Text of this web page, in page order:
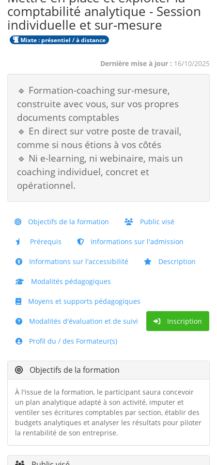
comptabilité analytique - Session
individuelle et sur-mesure
Mixte : présentiel / à distance
Dernière mise à jour : 16/10/2025
🔹 Formation-coaching sur-mesure,
construite avec vous, sur vos propres
documents comptables
🔹 En direct sur votre poste de travail,
comme si nous étions à vos côtés
🔹 Ni e-learning, ni webinaire, mais un
coaching individuel, concret et
opérationnel.
Objectifs de la formation Public visé
Prérequis Informations sur l'admission
Informations sur l'accessibilité Description
Modalités pédagogiques
Moyens et supports pédagogiques
Modalités d'évaluation et de suivi Inscription
Profil du / des Formateur(s)
Objectifs de la formation
À l'issue de la formation, le participant saura concevoir
un plan analytique adapté à son activité, imputer et
ventiler ses écritures comptables par section, établir des
budgets analytiques et analyser les résultats pour piloter
la rentabilité de son entreprise.